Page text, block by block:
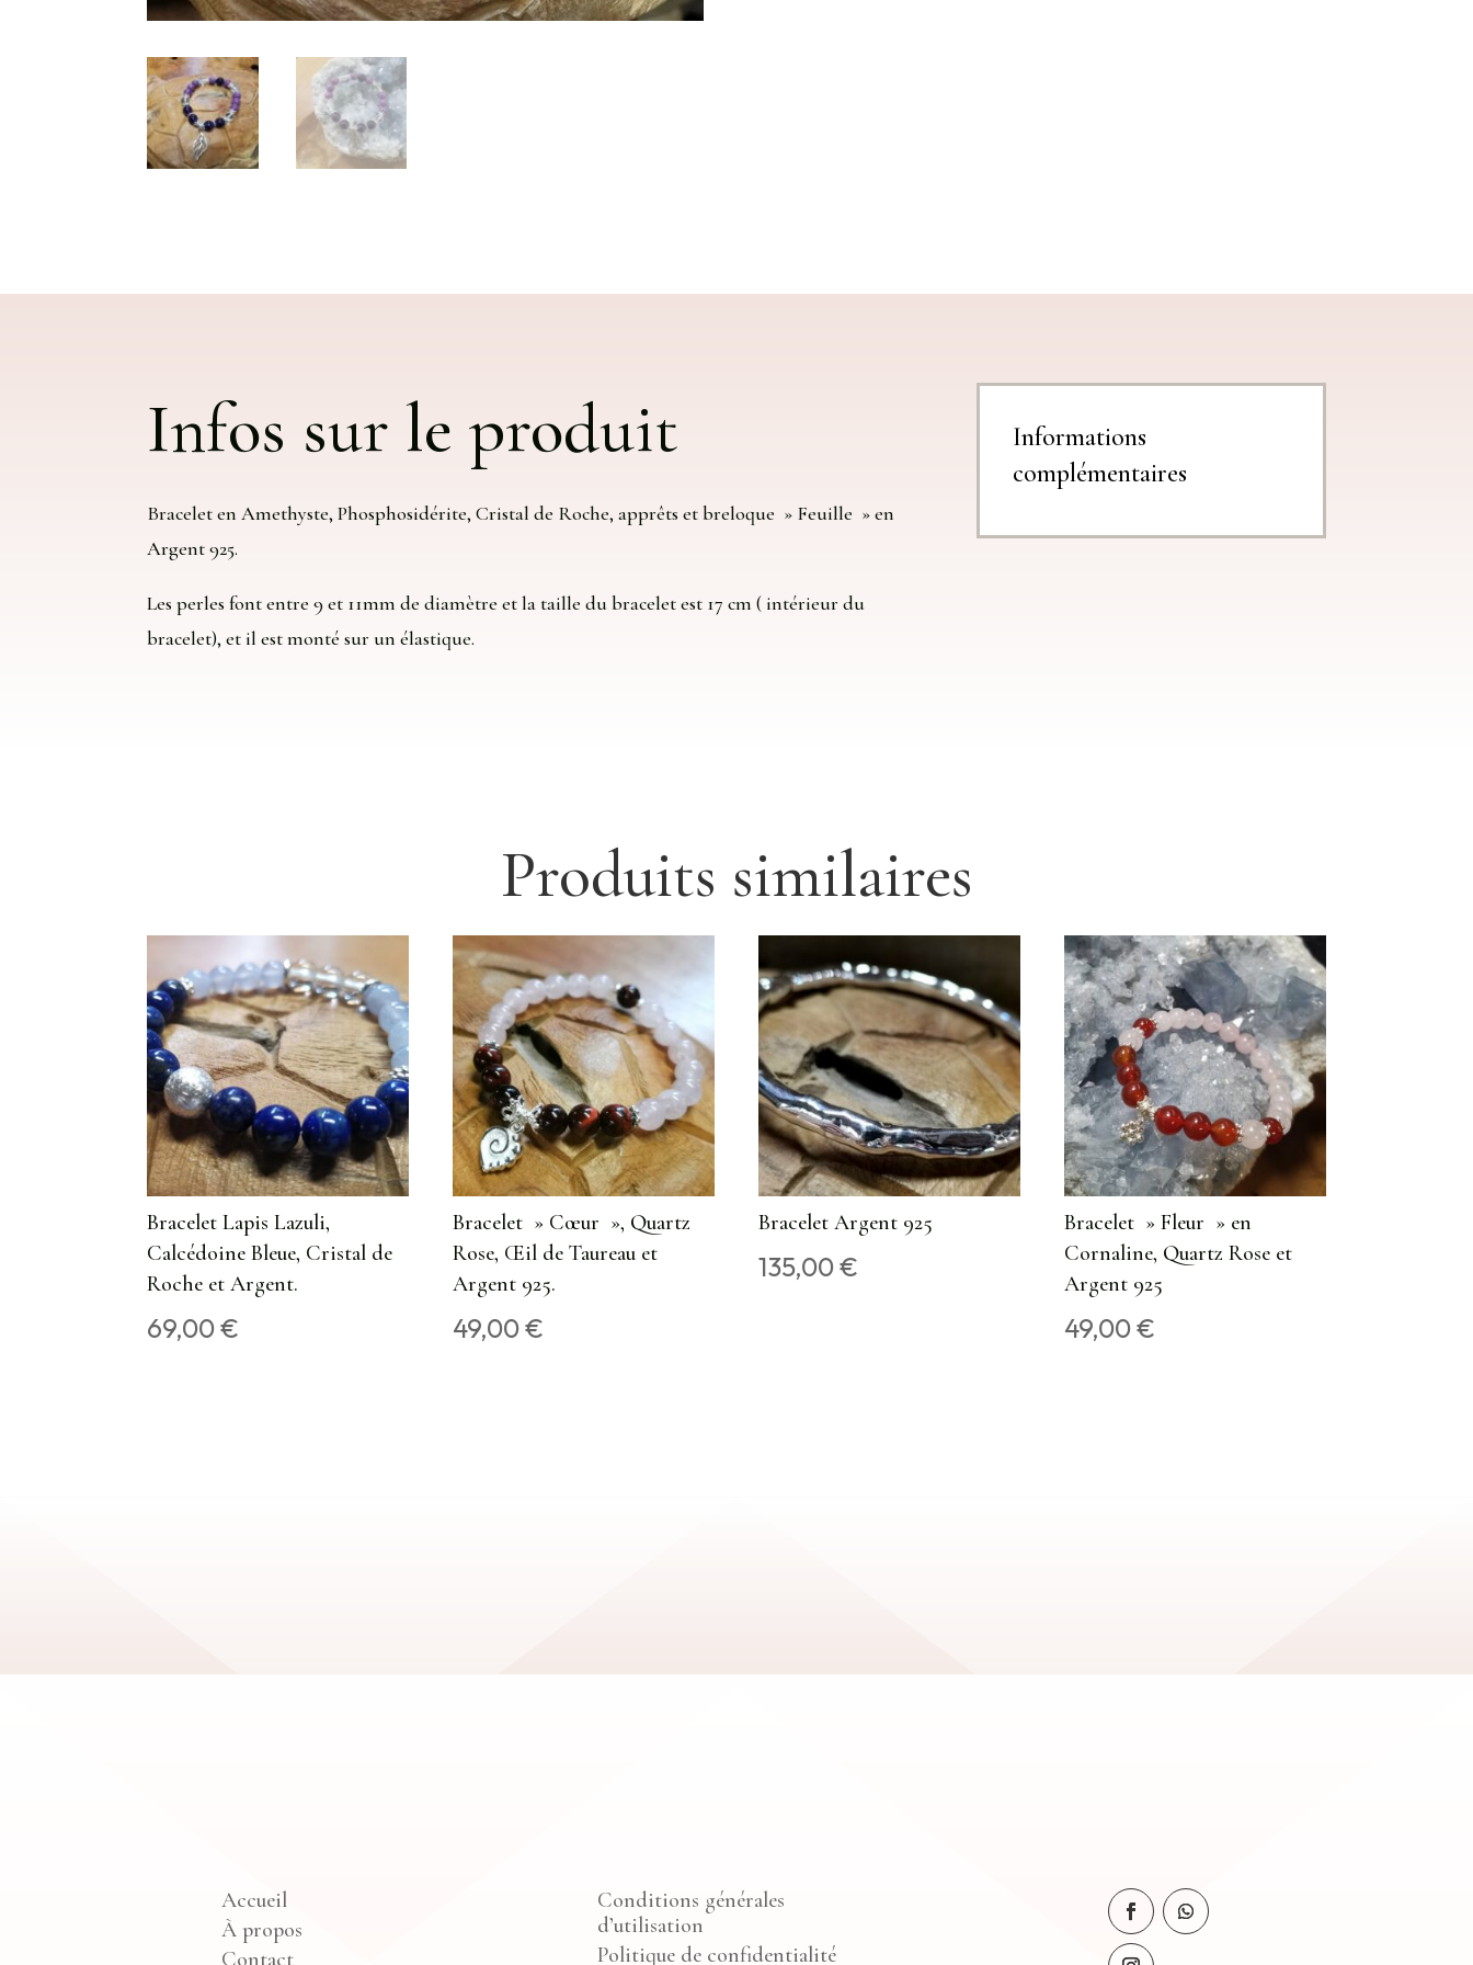
Infos sur le produit
Bracelet en Amethyste, Phosphosidérite, Cristal de Roche, apprêts et breloque » Feuille » en
Argent 925.
Les perles font entre 9 et 11mm de diamètre et la taille du bracelet est 17 cm ( intérieur du
bracelet), et il est monté sur un élastique.
Informations
complémentaires
Produits similaires
Bracelet Lapis Lazuli,
Calcédoine Bleue, Cristal de
Roche et Argent.
69,00€
Bracelet » Cœur », Quartz
Rose, Œil de Taureau et
Argent 925.
49,00€
Bracelet Argent 925
135,00€
Bracelet » Fleur » en
Cornaline, Quartz Rose et
Argent 925
49,00€
Accueil
À propos
Conditions générales
d’utilisation
Politique de confidentialité